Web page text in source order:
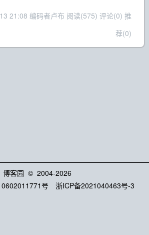
21:08 编码者卢布 阅读(575) 评论(0) 推
荐(0)
博客园 © 2004-2026
号
浙ICP备2021040463号-3